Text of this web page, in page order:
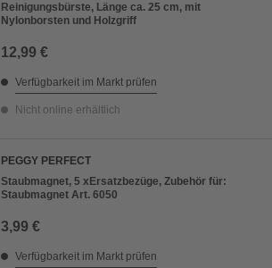
Reinigungsbürste, Länge ca. 25 cm, mit
Nylonborsten und Holzgriff
12,99 €
Verfügbarkeit im Markt prüfen
Nicht online erhältlich
PEGGY PERFECT
Staubmagnet, 5 xErsatzbezüge, Zubehör für:
Staubmagnet Art. 6050
3,99 €
Verfügbarkeit im Markt prüfen